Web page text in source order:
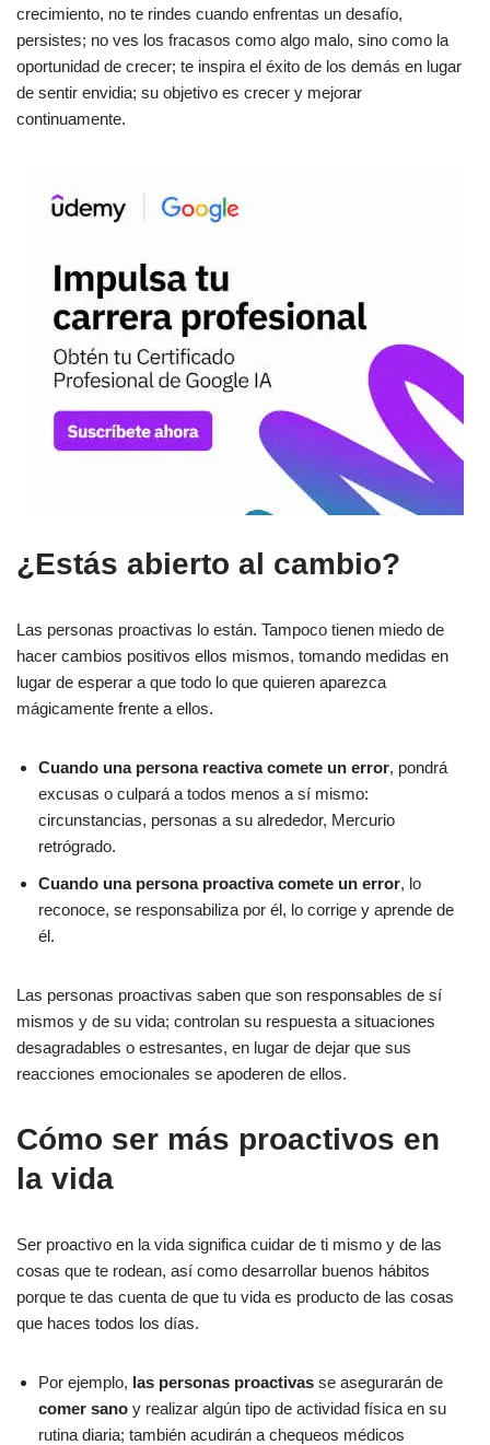
crecimiento, no te rindes cuando enfrentas un desafío,
persistes; no ves los fracasos como algo malo, sino como la
oportunidad de crecer; te inspira el éxito de los demás en lugar
de sentir envidia; su objetivo es crecer y mejorar
continuamente.
¿Estás abierto al cambio?
Las personas proactivas lo están. Tampoco tienen miedo de
hacer cambios positivos ellos mismos, tomando medidas en
lugar de esperar a que todo lo que quieren aparezca
mágicamente frente a ellos.
Cuando una persona reactiva comete un error, pondrá
excusas o culpará a todos menos a sí mismo:
circunstancias, personas a su alrededor, Mercurio
retrógrado.
Cuando una persona proactiva comete un error, lo
reconoce, se responsabiliza por él, lo corrige y aprende de
él.
Las personas proactivas saben que son responsables de sí
mismos y de su vida; controlan su respuesta a situaciones
desagradables o estresantes, en lugar de dejar que sus
reacciones emocionales se apoderen de ellos.
Cómo ser más proactivos en
la vida
Ser proactivo en la vida significa cuidar de ti mismo y de las
cosas que te rodean, así como desarrollar buenos hábitos
porque te das cuenta de que tu vida es producto de las cosas
que haces todos los días.
Por ejemplo, las personas proactivas se asegurarán de
comer sano y realizar algún tipo de actividad física en su
rutina diaria; también acudirán a chequeos médicos